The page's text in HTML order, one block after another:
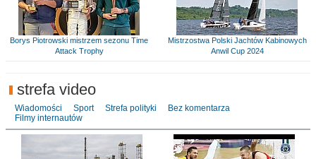
Borys Piotrowski mistrzem sezonu Time
Attack Trophy
Mistrzostwa Polski Jachtów Kabinowych
Anwil Cup 2024
strefa video
Wiadomości Sport Strefa polityki
Bez komentarza
Filmy internautów